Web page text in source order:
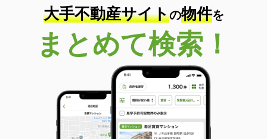
大手不動産サイトの物件を
まとめて検索！